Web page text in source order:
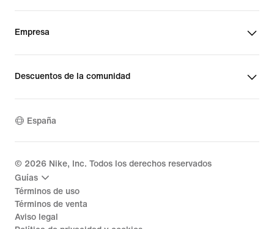
Empresa
Descuentos de la comunidad
España
© 2026 Nike, Inc. Todos los derechos reservados
Guías
Términos de uso
Términos de venta
Aviso legal